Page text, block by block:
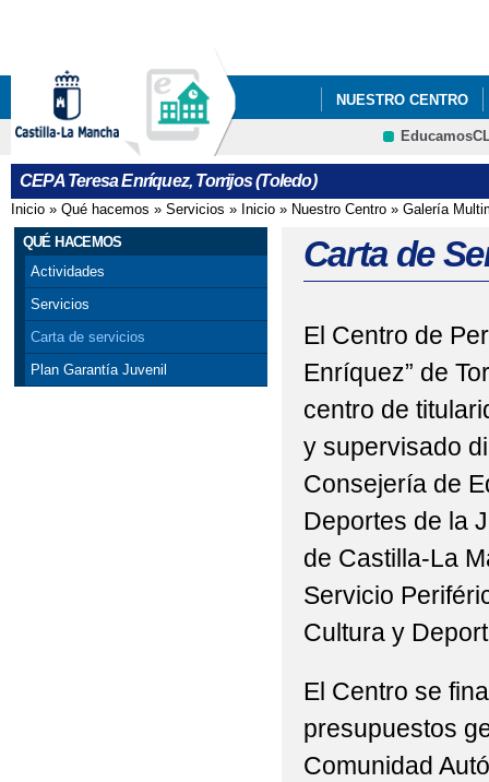
NUESTRO CENTRO
ERASMUS+
CEPA Teresa Enríquez, Torrijos (Toledo)
Se encuentra usted aquí
Inicio » Qué hacemos » Servicios » Inicio » Nuestro Centro » Galería
QUÉ HACEMOS
Actividades
Servicios
Carta de servicios
Plan Garantía Juvenil
Carta de
El Centro de
Enríquez” de
centro de
y supervisado
Consejería de
Deportes de la
de Castilla-La
Servicio
Cultura y
El Centro se
presupuestos
Comunidad